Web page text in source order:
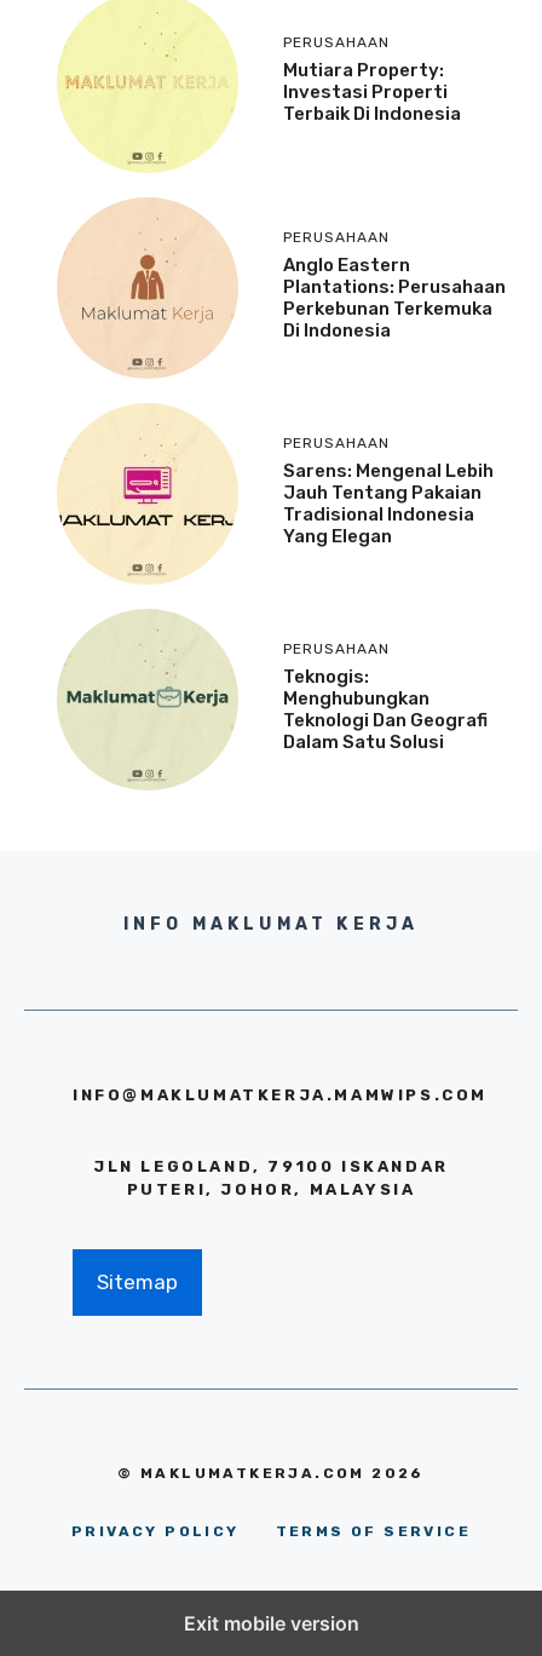
PERUSAHAAN
Mutiara Property:
Investasi Properti
Terbaik Di Indonesia
PERUSAHAAN
Anglo Eastern
Plantations: Perusahaan
Perkebunan Terkemuka
Di Indonesia
PERUSAHAAN
Sarens: Mengenal Lebih
Jauh Tentang Pakaian
Tradisional Indonesia
Yang Elegan
PERUSAHAAN
Teknogis:
Menghubungkan
Teknologi Dan Geografi
Dalam Satu Solusi
INFO MAKLUMAT KERJA
INFO@MAKLUMATKERJA.MAMWIPS.COM
JLN LEGOLAND, 79100 ISKANDAR
PUTERI, JOHOR, MALAYSIA
Sitemap
© MAKLUMATKERJA.COM 2026
PRIVACY POLICY TERMS OF SERVICE
Exit mobile version